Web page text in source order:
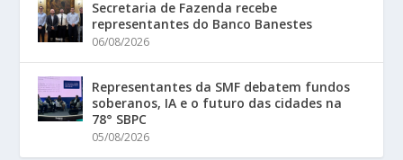
Secretaria de Fazenda recebe
representantes do Banco Banestes
06/08/2026
Representantes da SMF debatem fundos
soberanos, IA e o futuro das cidades na
78° SBPC
05/08/2026